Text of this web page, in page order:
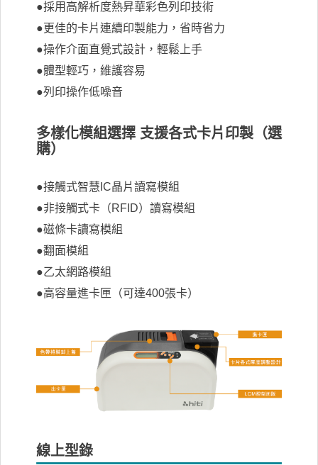
●採用高解析度熱昇華彩色列印技術
●更佳的卡片連續印製能力，省時省力
●操作介面直覺式設計，輕鬆上手
●體型輕巧，維護容易
●列印操作低噪音
多樣化模組選擇 支援各式卡片印製（選
購）
●接觸式智慧IC晶片讀寫模組
●非接觸式卡（RFID）讀寫模組
●磁條卡讀寫模組
●翻面模組
●乙太網路模組
●高容量進卡匣（可達400張卡）
線上型錄